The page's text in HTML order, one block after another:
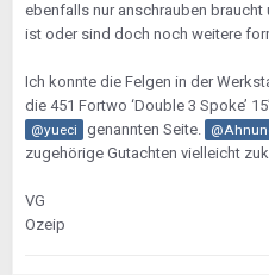
ebenfalls nur anschrauben
ist oder sind doch noch weitere
Ich konnte die Felgen in der
die 451 Fortwo ‘Double 3 Spoke’
@yueci genannten Seite.
zugehörige Gutachten vielleicht
VG
Ozeip